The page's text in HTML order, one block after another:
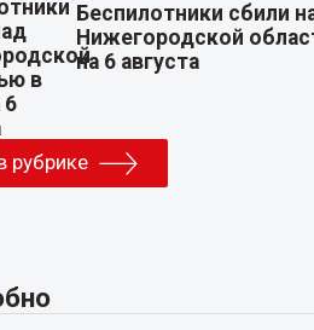
Беспилотники сбили
Нижегородской
на 6 августа
рубрике